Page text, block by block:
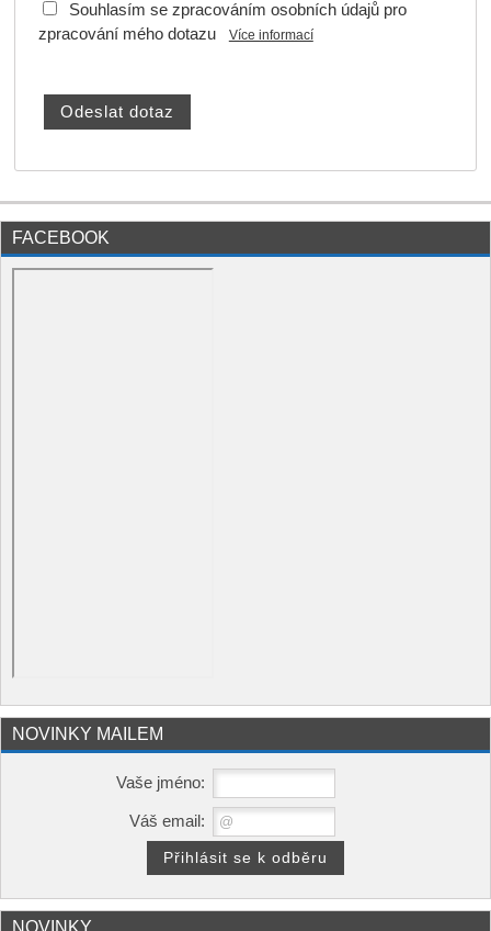
Souhlasím se zpracováním osobních údajů pro
zpracování mého dotazu
Více informací
FACEBOOK
NOVINKY MAILEM
Vaše jméno:
Váš email:
NOVINKY